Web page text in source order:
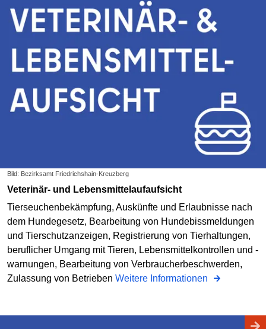
Bild: Bezirksamt Friedrichshain-Kreuzberg
Veterinär- und Lebensmittelaufaufsicht
Tierseuchenbekämpfung, Auskünfte und Erlaubnisse nach
dem Hundegesetz, Bearbeitung von Hundebissmeldungen
und Tierschutzanzeigen, Registrierung von Tierhaltungen,
beruflicher Umgang mit Tieren, Lebensmittelkontrollen und -
warnungen, Bearbeitung von Verbraucherbeschwerden,
Zulassung von Betrieben Weitere Informationen